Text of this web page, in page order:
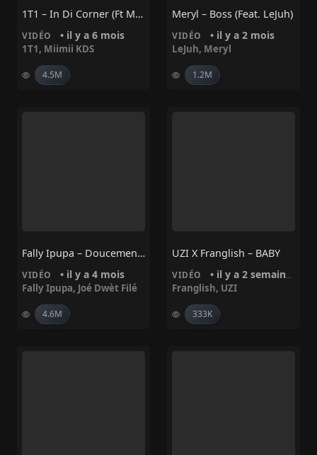
1T1 – In Di Corner (Ft Miimii KDS)
VIDÉO • il y a 6 mois
1T1, Miimii KDS
4.5M
Meryl – Boss (feat. LeJuh)
VIDÉO • il y a 2 mois
LeJuh, Meryl
1.2M
Fally Ipupa – Doucement Ft. ‪Joé Dwèt Filé‬
VIDÉO • il y a 4 mois
Fally Ipupa, Joé Dwèt Filé
4.6M
UZI X Franglish – BABY
VIDÉO • il y a 2 semaines
Franglish, UZI
333K